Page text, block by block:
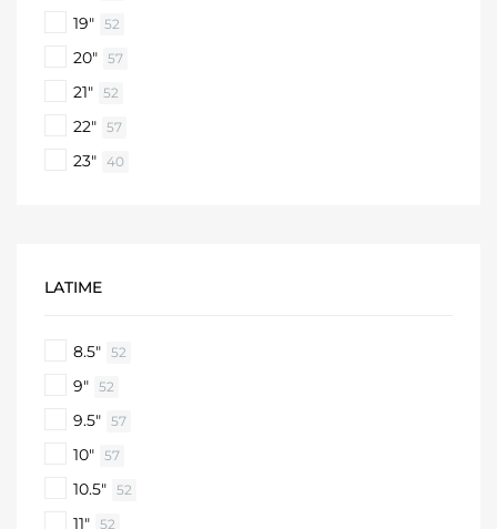
19" 52
20" 57
21" 52
22" 57
23" 40
LATIME
8.5" 52
9" 52
9.5" 57
10" 57
10.5" 52
11" 52